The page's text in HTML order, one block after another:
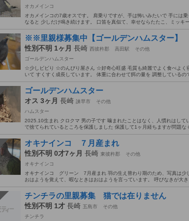
オカメインコ
オカメインコの7歳オスです。 肩乗りですが、手は怖いみたいで 手には
なると 少しだけ鳴き続けます。 口笛を真似て、幸せならたたこ、ミッキ
※※里親様募集中【ゴールデンハムスター】
性別不明 1ヶ月 長崎 西彼杵郡 高田駅
その他
ゴールデンハムスター
☆少しビビり ☆のんびり屋さん ☆好奇心旺盛 毛質も綺麗でよく食べよく
いて すくすく成長しています。 体重に合わせて餌の量を 調整している
ゴールデンハムスター
オス 3ヶ月 長崎 諫早市
その他
ハムスター
2025.10生まれ クロクマ 男の子です 噛まれたことはなく、人慣れはして
で捨てられているところを保護しました 保護して1ヶ月経ちますが問題な
オキナインコ ７月産まれ
性別不明 0才7ヶ月 長崎 東彼杵郡
その他
オキナインコ
オキナインコ グリーン 7月産まれ 羽の生え替わり期のため、写真は少
おはようを覚えて、暇なときはおはようを言っています。 呼びなきが大き
チンチラの里親募集 猫では在りません
性別不明 1才 長崎 五島市
その他
チンチラ